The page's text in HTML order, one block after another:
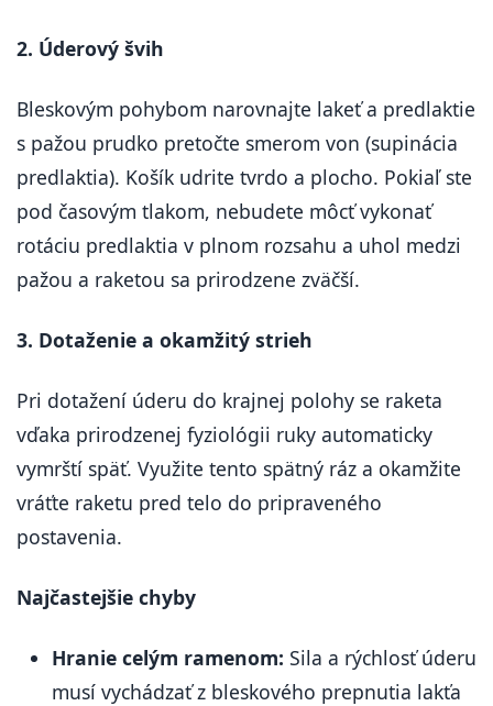
2. Úderový švih
Bleskovým pohybom narovnajte lakeť a predlaktie
s pažou prudko pretočte smerom von (supinácia
predlaktia). Košík udrite tvrdo a plocho. Pokiaľ ste
pod časovým tlakom, nebudete môcť vykonať
rotáciu predlaktia v plnom rozsahu a uhol medzi
pažou a raketou sa prirodzene zväčší.
3. Dotaženie a okamžitý strieh
Pri dotažení úderu do krajnej polohy se raketa
vďaka prirodzenej fyziológii ruky automaticky
vymrští späť. Využite tento spätný ráz a okamžite
vráťte raketu pred telo do pripraveného
postavenia.
Najčastejšie chyby
Hranie celým ramenom: Sila a rýchlosť úderu
musí vychádzať z bleskového prepnutia lakťa